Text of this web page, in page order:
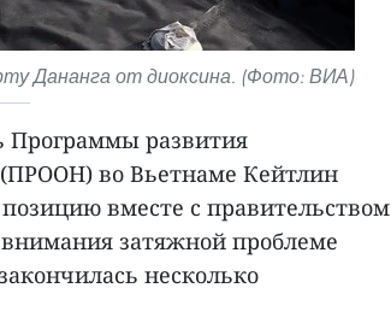
Дананга от диоксина. (Фото: ВИА)
Программы развития
во Вьетнаме Кейтлин
вместе с правительством
затяжной проблеме
несколько